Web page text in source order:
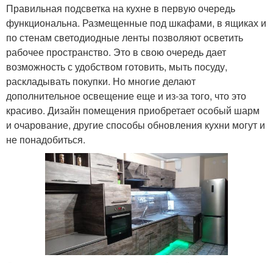
Правильная подсветка на кухне в первую очередь
функциональна. Размещенные под шкафами, в ящиках и
по стенам светодиодные ленты позволяют осветить
рабочее пространство. Это в свою очередь дает
возможность с удобством готовить, мыть посуду,
раскладывать покупки. Но многие делают
дополнительное освещение еще и из-за того, что это
красиво. Дизайн помещения приобретает особый шарм
и очарование, другие способы обновления кухни могут и
не понадобиться.